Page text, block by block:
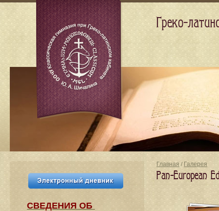
Главная / Галерея
Pan-European
СВЕДЕНИЯ​ ОБ
Греко-